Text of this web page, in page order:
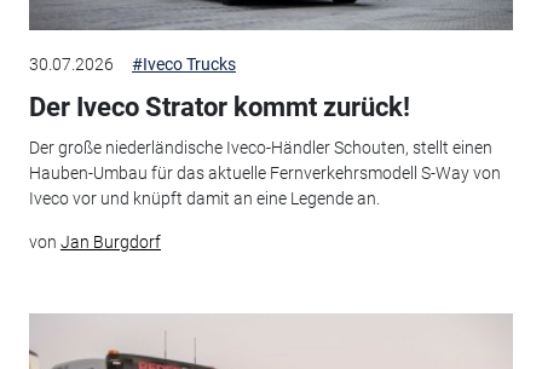
30.07.2026 #Iveco Trucks
Der Iveco Strator kommt zurück!
Der große niederländische Iveco-Händler Schouten, stellt einen
Hauben-Umbau für das aktuelle Fernverkehrsmodell S-Way von
Iveco vor und knüpft damit an eine Legende an.
von Jan Burgdorf